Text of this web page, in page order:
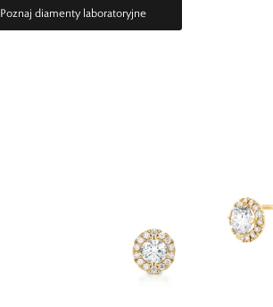
Poznaj diamenty laboratoryjne